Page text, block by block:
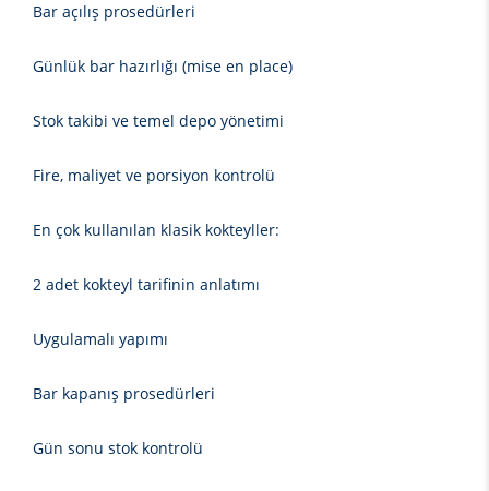
Bar açılış prosedürleri
Günlük bar hazırlığı (mise en place)
Stok takibi ve temel depo yönetimi
Fire, maliyet ve porsiyon kontrolü
En çok kullanılan klasik kokteyller:
2 adet kokteyl tarifinin anlatımı
Uygulamalı yapımı
Bar kapanış prosedürleri
Gün sonu stok kontrolü